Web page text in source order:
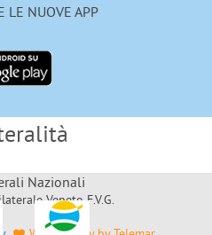
LE NUOVE APP
Nazionali
Veneto F.V.G.